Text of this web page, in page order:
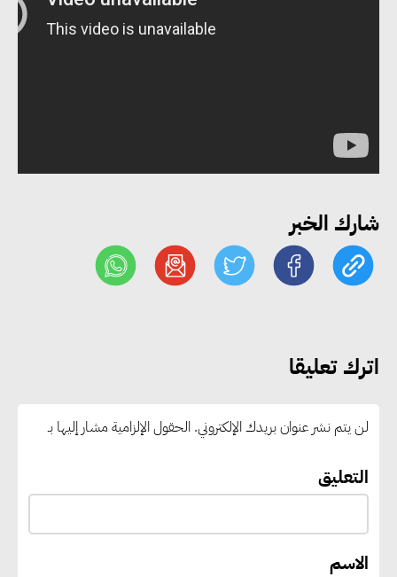
شارك الخبر
اترك تعليقا
لن يتم نشر عنوان بريدك الإلكتروني. الحقول الإلزامية مشار إليها بـ
التعليق
الاسم
الاقتصادية لعام 2026/2027
«التضامن» تطلق مبادرة «بكرة
المدرسة.. الخير في مصر» لتوفير
التجارة والاستثمارات والتعاون في
بالوقود منخفض الكربون